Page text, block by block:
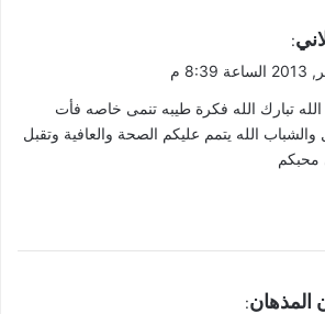
:
تبارك الله فكرة طيبه تنمى خاصه فأت
والشباب الله يتمم عليكم الصحة والعافية وتقبل
المذهان: